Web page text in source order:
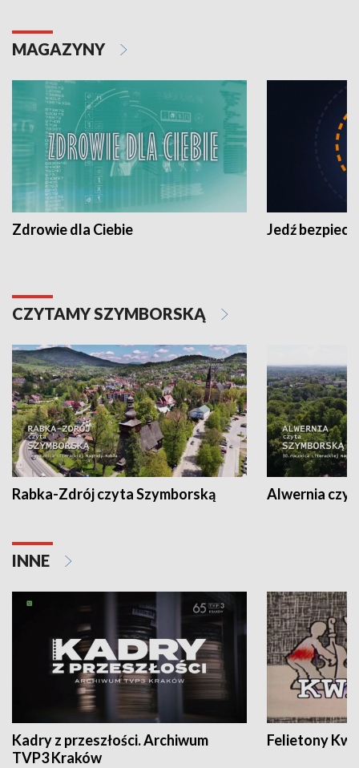
MAGAZYNY
Zdrowie dla Ciebie Jedź
CZYTAMY SZYMBORSKĄ
Rabka-Zdrój czyta Szymborską Alwernia
INNE
Kadry z przeszłości. Archiwum
TVP3 Kraków
Felietony